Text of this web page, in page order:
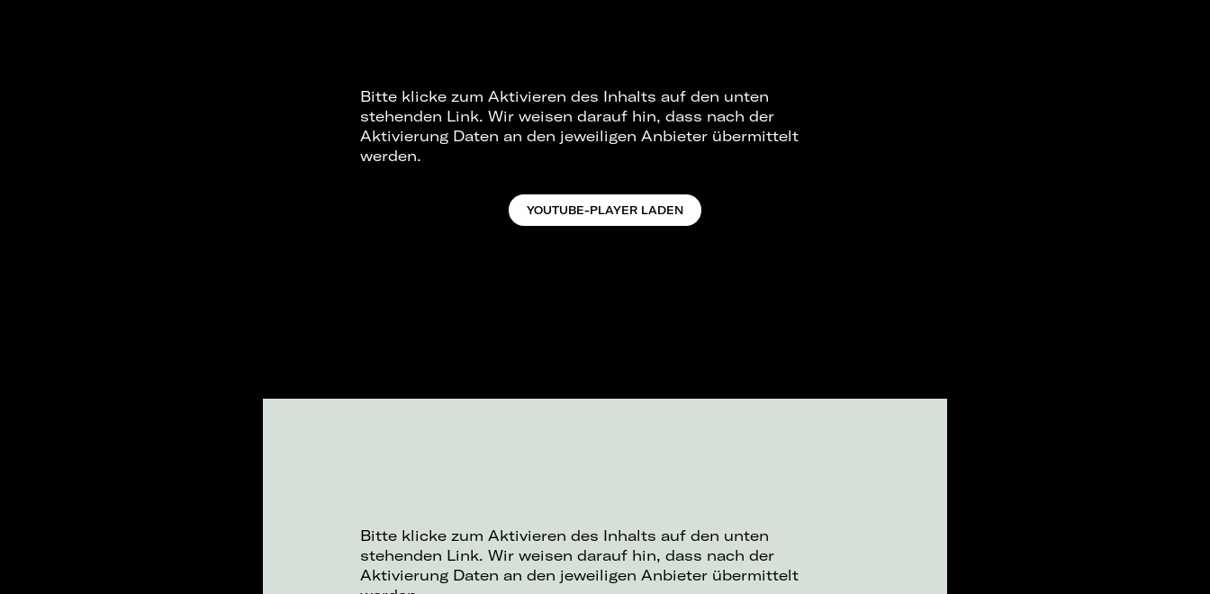
Bitte klicke zum Aktivieren des Inhalts auf den unten
stehenden Link. Wir weisen darauf hin, dass nach der
Aktivierung Daten an den jeweiligen Anbieter übermittelt
werden.
YOUTUBE-PLAYER LADEN
Bitte klicke zum Aktivieren des Inhalts auf den unten
stehenden Link. Wir weisen darauf hin, dass nach der
Aktivierung Daten an den jeweiligen Anbieter übermittelt